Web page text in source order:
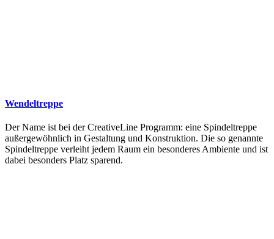
Wendeltreppe
Der Name ist bei der CreativeLine Programm: eine Spindeltreppe
außergewöhnlich in Gestaltung und Konstruktion. Die so genannte
Spindeltreppe verleiht jedem Raum ein besonderes Ambiente und ist
dabei besonders Platz sparend.